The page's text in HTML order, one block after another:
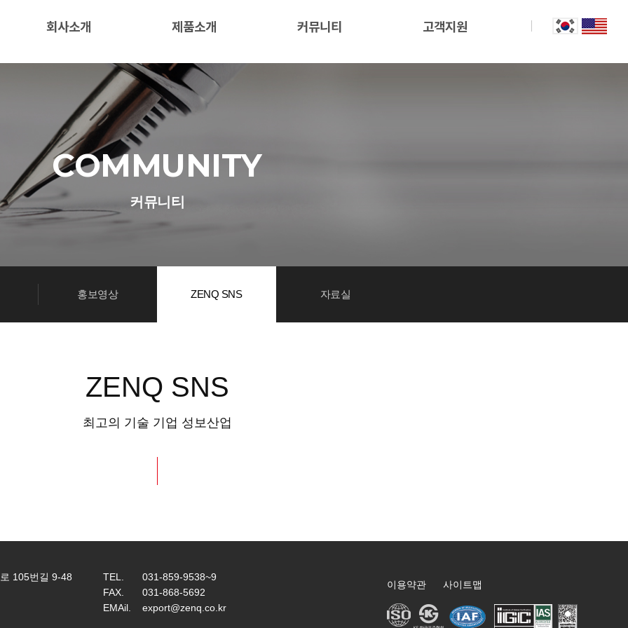
회사소개 제품소개 커뮤니티 고객지원
COMMUNITY
커뮤니티
홍보영상 ZENQ SNS 자료실
ZENQ SNS
최고의 기술 기업 성보산업
105번길 9-48 TEL.
031-859-9538~9
FAX.
031-868-5692
EMAil.
export@zenq.co.kr
이용약관 사이트맵